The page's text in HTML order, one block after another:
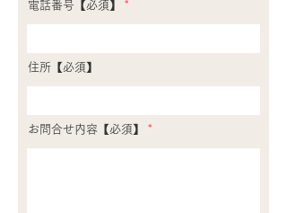
電話番号【必須】
住所【必須】
お問合せ内容【必須】